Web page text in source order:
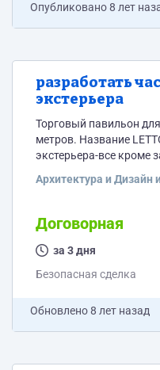
Опубликовано8 лет
разработать
экстерьера
Торговый павильон для
метров. Название
экстерьера-все кроме
который будет
привлекать к тому,
сделали покупку. Для
будет использоваться
стенки, павильон «в
Архитектура и Дизайн
Договорная
за 3 дня
Безопасная сделка
Обновлено8 лет назад